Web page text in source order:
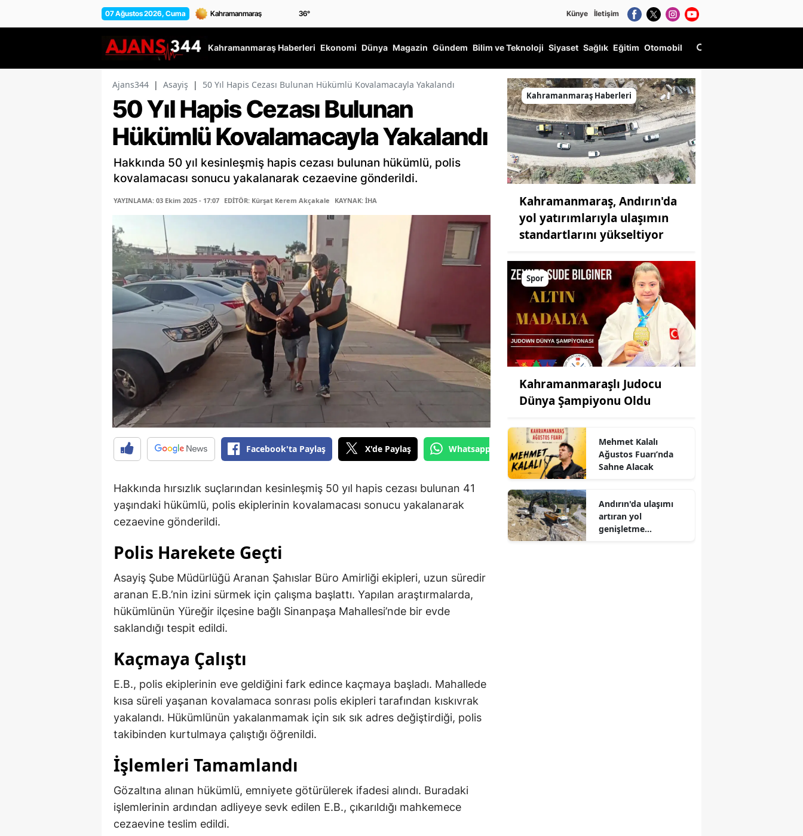
07 Ağustos 2026, Cuma 36° Künye İletişim
Kahramanmaraş Haberleri Ekonomi Dünya Magazin Gündem Bilim ve Teknoloji Siyaset Sağlık Eğitim Otomobil
Ajans344 | Asayiş | 50 Yıl Hapis Cezası Bulunan Hükümlü Kovalamacayla Yakalandı
50 Yıl Hapis Cezası Bulunan
Hükümlü Kovalamacayla Yakalandı
Hakkında 50 yıl kesinleşmiş hapis cezası bulunan hükümlü, polis
kovalamacası sonucu yakalanarak cezaevine gönderildi.
YAYINLAMA: 03 Ekim 2025 - 17:07 EDİTÖR: Kürşat Kerem Akçakale KAYNAK: İHA
Facebook'ta Paylaş X'de Paylaş Whatsapp'tan Gönder
Hakkında hırsızlık suçlarından kesinleşmiş 50 yıl hapis cezası bulunan 41
yaşındaki hükümlü, polis ekiplerinin kovalamacası sonucu yakalanarak
cezaevine gönderildi.
Polis Harekete Geçti
Asayiş Şube Müdürlüğü Aranan Şahıslar Büro Amirliği ekipleri, uzun süredir
aranan E.B.’nin izini sürmek için çalışma başlattı. Yapılan araştırmalarda,
hükümlünün Yüreğir ilçesine bağlı Sinanpaşa Mahallesi’nde bir evde
saklandığı tespit edildi.
Kaçmaya Çalıştı
E.B., polis ekiplerinin eve geldiğini fark edince kaçmaya başladı. Mahallede
kısa süreli yaşanan kovalamaca sonrası polis ekipleri tarafından kıskıvrak
yakalandı. Hükümlünün yakalanmamak için sık sık adres değiştirdiği, polis
takibinden kurtulmaya çalıştığı öğrenildi.
İşlemleri Tamamlandı
Gözaltına alınan hükümlü, emniyete götürülerek ifadesi alındı. Buradaki
işlemlerinin ardından adliyeye sevk edilen E.B., çıkarıldığı mahkemece
cezaevine teslim edildi.
Kahramanmaraş Haberleri
Kahramanmaraş, Andırın'da
yol yatırımlarıyla ulaşımın
standartlarını yükseltiyor
Spor
Kahramanmaraşlı Judocu
Dünya Şampiyonu Oldu
Mehmet Kalalı
Ağustos Fuarı’nda
Sahne Alacak
Andırın'da ulaşımı
artıran yol
genişletme